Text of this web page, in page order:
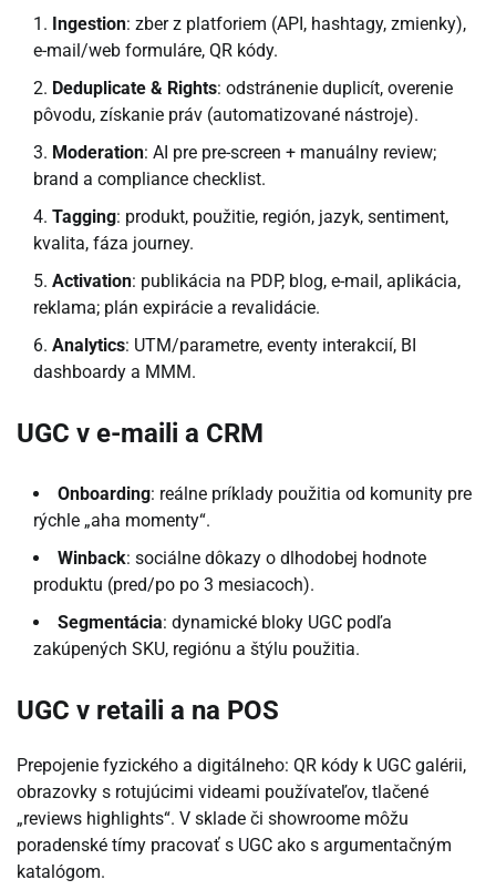
Ingestion: zber z platforiem (API, hashtagy, zmienky),
e-mail/web formuláre, QR kódy.
Deduplicate & Rights: odstránenie duplicít, overenie
pôvodu, získanie práv (automatizované nástroje).
Moderation: AI pre pre-screen + manuálny review;
brand a compliance checklist.
Tagging: produkt, použitie, región, jazyk, sentiment,
kvalita, fáza journey.
Activation: publikácia na PDP, blog, e-mail, aplikácia,
reklama; plán expirácie a revalidácie.
Analytics: UTM/parametre, eventy interakcií, BI
dashboardy a MMM.
UGC v e-maili a CRM
Onboarding: reálne príklady použitia od komunity pre
rýchle „aha momenty“.
Winback: sociálne dôkazy o dlhodobej hodnote
produktu (pred/po po 3 mesiacoch).
Segmentácia: dynamické bloky UGC podľa
zakúpených SKU, regiónu a štýlu použitia.
UGC v retaili a na POS
Prepojenie fyzického a digitálneho: QR kódy k UGC galérii,
obrazovky s rotujúcimi videami používateľov, tlačené
„reviews highlights“. V sklade či showroome môžu
poradenské tímy pracovať s UGC ako s argumentačným
katalógom.